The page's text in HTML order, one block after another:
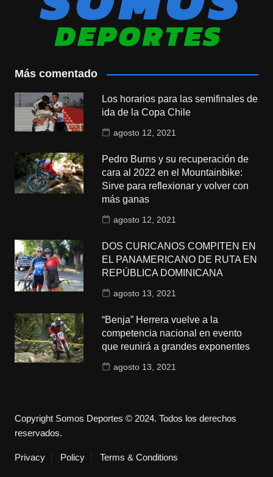
Más comentado
Los horarios para las semifinales de
ida de la Copa Chile
agosto 12, 2021
Pedro Burns y su recuperación de
cara al 2022 en el Mountainbike:
Sirve para reflexionar y volver con
más ganas
agosto 12, 2021
DOS CURICANOS COMPITEN EN
EL PANAMERICANO DE RUTA EN
REPÚBLICA DOMINICANA
agosto 13, 2021
“Benja” Herrera vuelve a la
competencia nacional en evento
que reunirá a grandes exponentes
agosto 13, 2021
Copyright Somos Deportes © 2024. Todos los derechos
reservados.
Privacy Policy Terms & Conditions